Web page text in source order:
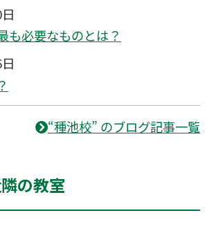
も必要なものとは？
“種池校” のブログ記事一覧
の教室